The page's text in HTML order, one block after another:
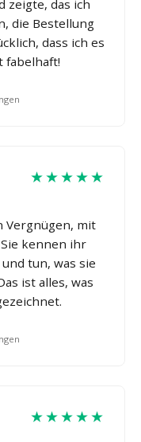
zeigte, das ich
die Bestellung
dass ich es
fabelhaft!
★★★★★
Vergnügen, mit
kennen ihr
tun, was sie
ist alles, was
★★★★★